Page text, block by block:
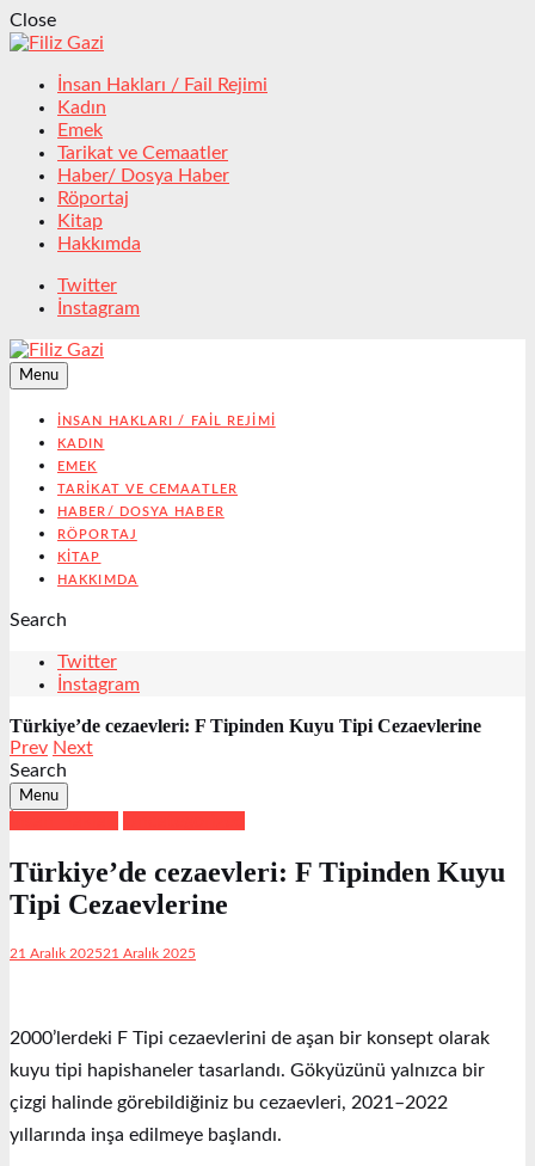
Close
İnsan Hakları / Fail Rejimi
Kadın
Emek
Tarikat ve Cemaatler
Haber/ Dosya Haber
Röportaj
Kitap
Hakkımda
Twitter
İnstagram
Menu
İNSAN HAKLARI / FAIL REJIMI
KADIN
EMEK
TARIKAT VE CEMAATLER
HABER/ DOSYA HABER
RÖPORTAJ
KITAP
HAKKIMDA
Search
Twitter
İnstagram
Türkiye’de cezaevleri: F Tipinden Kuyu Tipi Cezaevlerine
Prev Next
Search
Menu
Türkiye’de cezaevleri: F Tipinden Kuyu
Tipi Cezaevlerine
21 Aralık 202521 Aralık 2025
2000’lerdeki F Tipi cezaevlerini de aşan bir konsept olarak
kuyu tipi hapishaneler tasarlandı. Gökyüzünü yalnızca bir
çizgi halinde görebildiğiniz bu cezaevleri, 2021–2022
yıllarında inşa edilmeye başlandı.